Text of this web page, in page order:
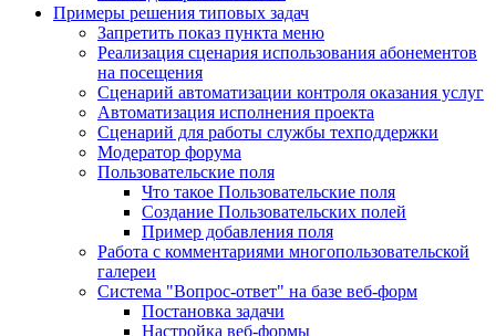
Примеры решения типовых задач
Запретить показ пункта меню
Реализация сценария использования абонементов
на посещения
Сценарий автоматизации контроля оказания услуг
Автоматизация исполнения проекта
Сценарий для работы службы техподдержки
Модератор форума
Пользовательские поля
Что такое Пользовательские поля
Создание Пользовательских полей
Пример добавления поля
Работа с комментариями многопользовательской
галереи
Система "Вопрос-ответ" на базе веб-форм
Постановка задачи
Настройка веб-формы